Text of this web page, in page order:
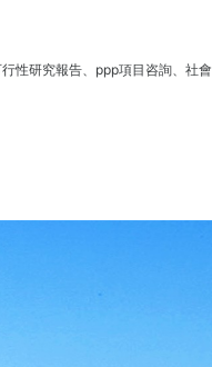
性研究報告、ppp項目咨詢、社會